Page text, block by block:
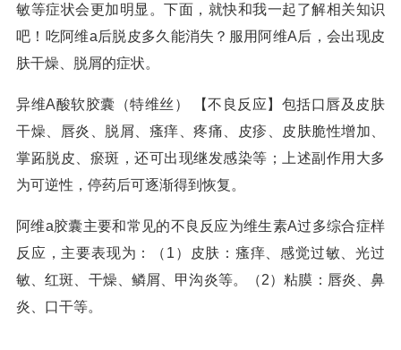
敏等症状会更加明显。下面，就快和我一起了解相关知识
吧！吃阿维a后脱皮多久能消失？服用阿维A后，会出现皮
肤干燥、脱屑的症状。
异维A酸软胶囊（特维丝） 【不良反应】包括口唇及皮肤
干燥、唇炎、脱屑、瘙痒、疼痛、皮疹、皮肤脆性增加、
掌跖脱皮、瘀斑，还可出现继发感染等；上述副作用大多
为可逆性，停药后可逐渐得到恢复。
阿维a胶囊主要和常见的不良反应为维生素A过多综合症样
反应，主要表现为：（1）皮肤：瘙痒、感觉过敏、光过
敏、红斑、干燥、鳞屑、甲沟炎等。（2）粘膜：唇炎、鼻
炎、口干等。